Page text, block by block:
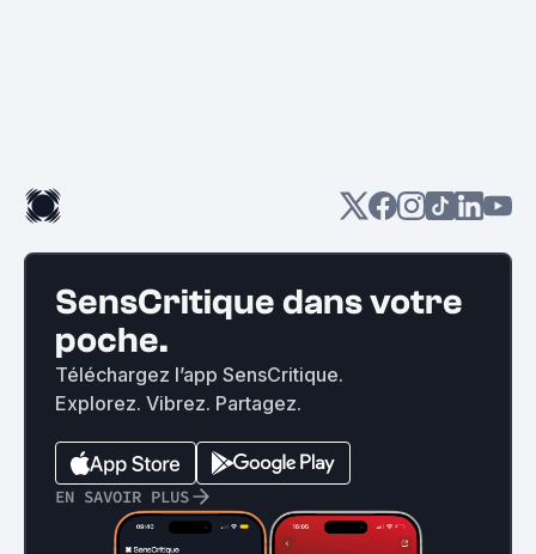
SensCritique dans votre
poche.
Téléchargez l’app SensCritique.
Explorez. Vibrez. Partagez.
EN SAVOIR PLUS